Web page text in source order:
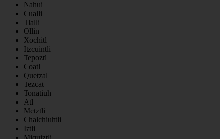
Nahui
Cualli
Tlalli
Ollin
Xochitl
Itzcuintli
Tepoztl
Coatl
Quetzal
Tezcat
Tonatiuh
Atl
Metztli
Chalchiuhtli
Iztli
Miquiztli